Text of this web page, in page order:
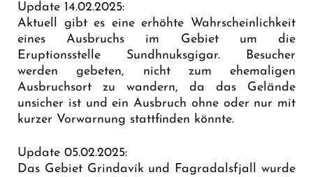
Update 14.02.2025:
Aktuell gibt es eine erhöhte Wahrscheinlichkeit
eines Ausbruchs im Gebiet um die
Eruptionsstelle Sundhnuksgigar. Besucher
werden gebeten, nicht zum ehemaligen
Ausbruchsort zu wandern, da das Gelände
unsicher ist und ein Ausbruch ohne oder nur mit
kurzer Vorwarnung stattfinden könnte.
Update 05.02.2025:
Das Gebiet Grindavík und Fagradalsfjall wurde